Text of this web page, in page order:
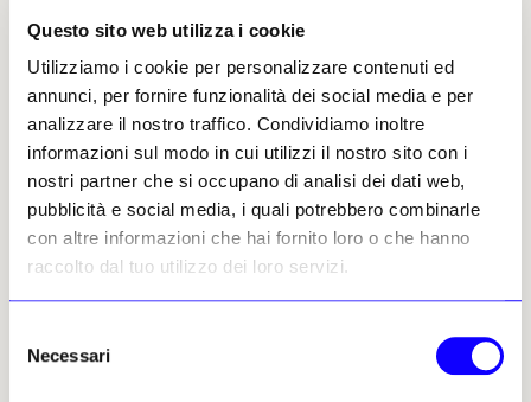
Questo sito web utilizza i cookie
Utilizziamo i cookie per personalizzare contenuti ed
annunci, per fornire funzionalità dei social media e per
analizzare il nostro traffico. Condividiamo inoltre
informazioni sul modo in cui utilizzi il nostro sito con i
nostri partner che si occupano di analisi dei dati web,
pubblicità e social media, i quali potrebbero combinarle
con altre informazioni che hai fornito loro o che hanno
raccolto dal tuo utilizzo dei loro servizi.
delNecessari
curato due mostre monografiche sul pittore, una alla
Royal Academy of Arts di Londra nel 2014 e una alla
Frick Collection di New York (con Aimee Ng) nel 2019. Il
risultato di quelle ricerche è ovviamente confluito
nell’opera completa, il cui regesto è stato curato da
Giampietro Tiraboschi.
Lei possiede un Moroni?
Non potendo permettermi una sua opera, ho chiesto
all’amico Gianriccardo Piccoli di dipingermene una. È
fa all’Accademia Carrara. Sono dei ritratti in nero
perfettamente conformi, nelle misure, agli originali.